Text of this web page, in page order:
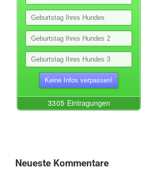
Neueste Kommentare